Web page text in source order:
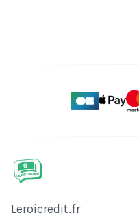
Nom de l'entreprise
Leroicredit.fr